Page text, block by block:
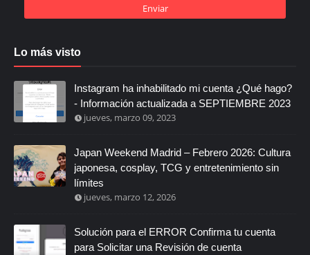
Lo más visto
Instagram ha inhabilitado mi cuenta ¿Qué hago?
- Información actualizada a SEPTIEMBRE 2023
jueves, marzo 09, 2023
Japan Weekend Madrid – Febrero 2026: Cultura
japonesa, cosplay, TCG y entretenimiento sin
límites
jueves, marzo 12, 2026
Solución para el ERROR Confirma tu cuenta
para Solicitar una Revisión de cuenta